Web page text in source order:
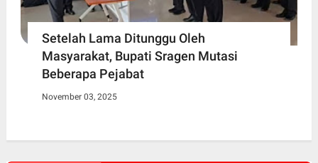
Setelah Lama Ditunggu Oleh
Masyarakat, Bupati Sragen Mutasi
Beberapa Pejabat
November 03, 2025